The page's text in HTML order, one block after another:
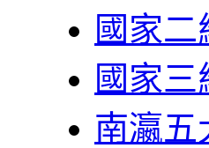
國家二
國家三
南瀛五